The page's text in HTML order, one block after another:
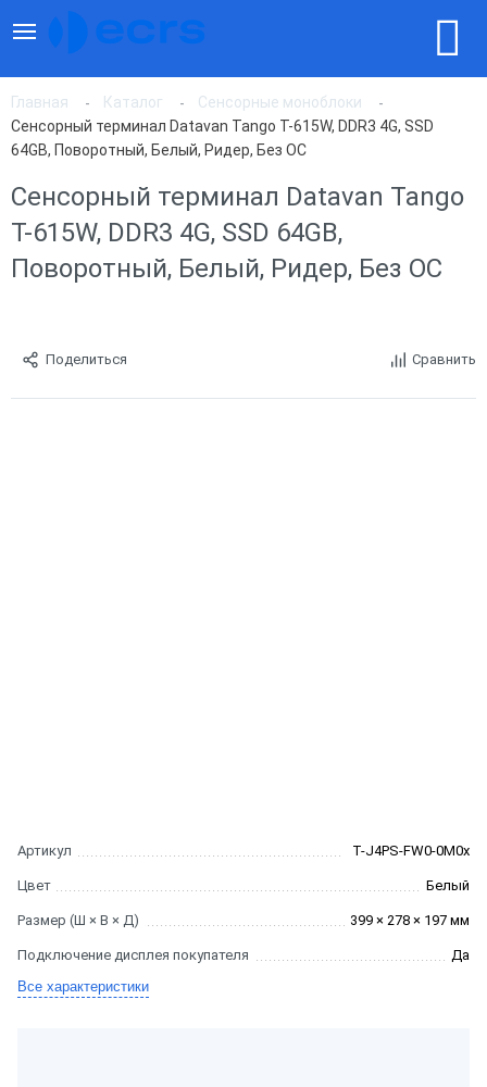
Главная Каталог
Сенсорные моноблоки
Сенсорный терминал Datavan Tango T-615W, DDR3 4G, SSD
64GB, Поворотный, Белый, Ридер, Без ОС
Сенсорный терминал Datavan Tango
T-615W, DDR3 4G, SSD 64GB,
Поворотный, Белый, Ридер, Без ОС
Поделиться Сравнить
Артикул T-J4PS-FW0-0M0x
Цвет Белый
Размер (Ш × В × Д) 399 × 278 × 197 мм
Подключение дисплея покупателя
Да
Все характеристики